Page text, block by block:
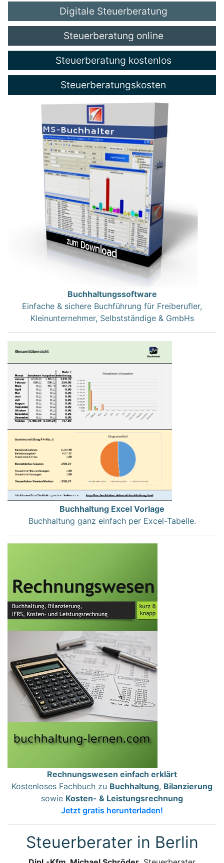
Digitale Steuerberatung
Steuerberatung online
Steuerberatung kostenlos
Steuerberatungskosten
Buchhaltungssoftware
Einfache & sichere Buchführung für Freiberufler,
Kleinunternehmer, Selbstständige & GmbHs
Buchhaltung Excel Vorlage
Buchhaltung ganz einfach per Excel-Tabelle.
Rechnungswesen einfach erklärt
Kostenloses Fachbuch zu Buchhaltung, Bilanzierung
sowie Kosten- & Leistungsrechnung
Jetzt gratis herunterladen!
Steuerberater in Berlin